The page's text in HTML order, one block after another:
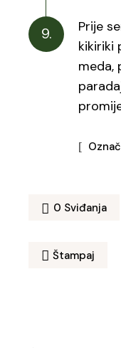
9.
Prije
kikiriki
meda,
0 Sviđanja
Štampaj